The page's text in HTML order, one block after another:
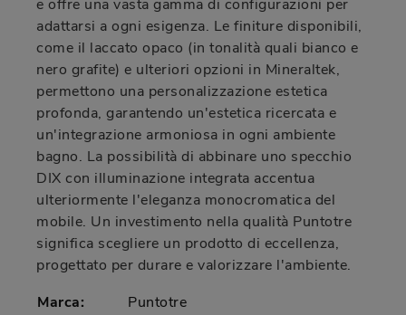
e offre una vasta gamma di configurazioni per
adattarsi a ogni esigenza. Le finiture disponibili,
come il laccato opaco (in tonalità quali bianco e
nero grafite) e ulteriori opzioni in Mineraltek,
permettono una personalizzazione estetica
profonda, garantendo un'estetica ricercata e
un'integrazione armoniosa in ogni ambiente
bagno. La possibilità di abbinare uno specchio
DIX con illuminazione integrata accentua
ulteriormente l'eleganza monocromatica del
mobile. Un investimento nella qualità Puntotre
significa scegliere un prodotto di eccellenza,
progettato per durare e valorizzare l'ambiente.
Marca:
Puntotre